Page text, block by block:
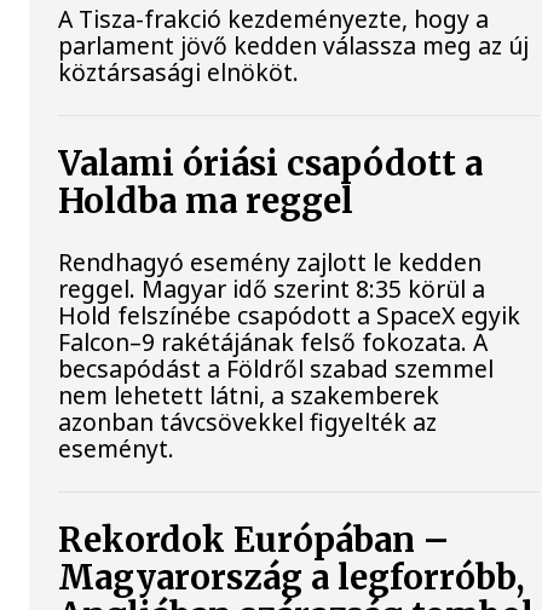
A Tisza-frakció kezdeményezte, hogy a
parlament jövő kedden válassza meg az új
köztársasági elnököt.
Valami óriási csapódott a
Holdba ma reggel
Rendhagyó esemény zajlott le kedden
reggel. Magyar idő szerint 8:35 körül a
Hold felszínébe csapódott a SpaceX egyik
Falcon–9 rakétájának felső fokozata. A
becsapódást a Földről szabad szemmel
nem lehetett látni, a szakemberek
azonban távcsövekkel figyelték az
eseményt.
Rekordok Európában –
Magyarország a legforróbb,